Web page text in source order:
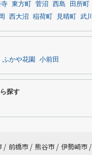
寺 東方町 菅沼 西島 田所町
岡 西大沼 稲荷町 見晴町 武川
ふかや花園 小前田
探す
/ 前橋市 / 熊谷市 / 伊勢崎市 /